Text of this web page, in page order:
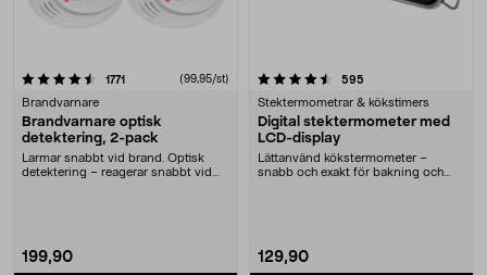
1771 recensioner(99,95/st)
Brandvarnare
Brandvarnare optisk
detektering, 2-pack
Larmar snabbt vid brand. Optisk
detektering – reagerar snabbt vid
199,90
4.5 av 5 stjärnor 595
Stektermometrar & kökstimers
Digital stektermometer med
LCD-display
Lättanvänd kökstermometer –
snabb och exakt för bakning och
129,90